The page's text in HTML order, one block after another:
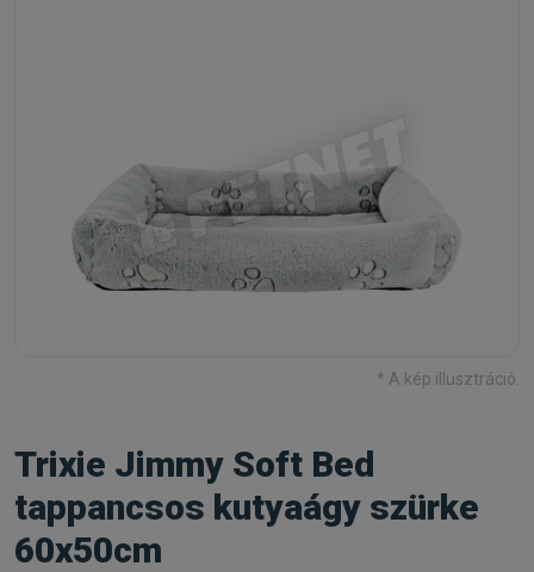
* A kép illusztráció.
Trixie Jimmy Soft Bed
tappancsos kutyaágy szürke
60x50cm